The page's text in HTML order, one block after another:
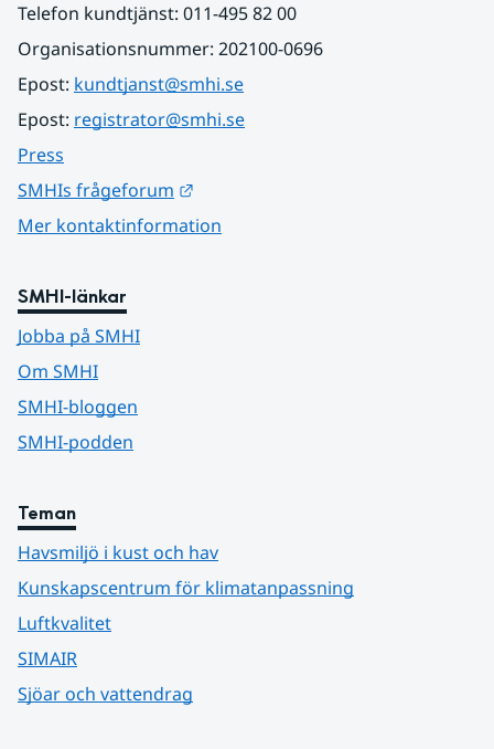
Telefon kundtjänst: 011-495 82 00
Organisationsnummer: 202100-0696
Epost: kundtjanst@smhi.se
Epost: registrator@smhi.se
Press
SMHIs frågeforum
Mer kontaktinformation
SMHI-länkar
Jobba på SMHI
Om SMHI
SMHI-bloggen
SMHI-podden
Teman
Havsmiljö i kust och hav
Kunskapscentrum för klimatanpassning
Luftkvalitet
SIMAIR
Sjöar och vattendrag